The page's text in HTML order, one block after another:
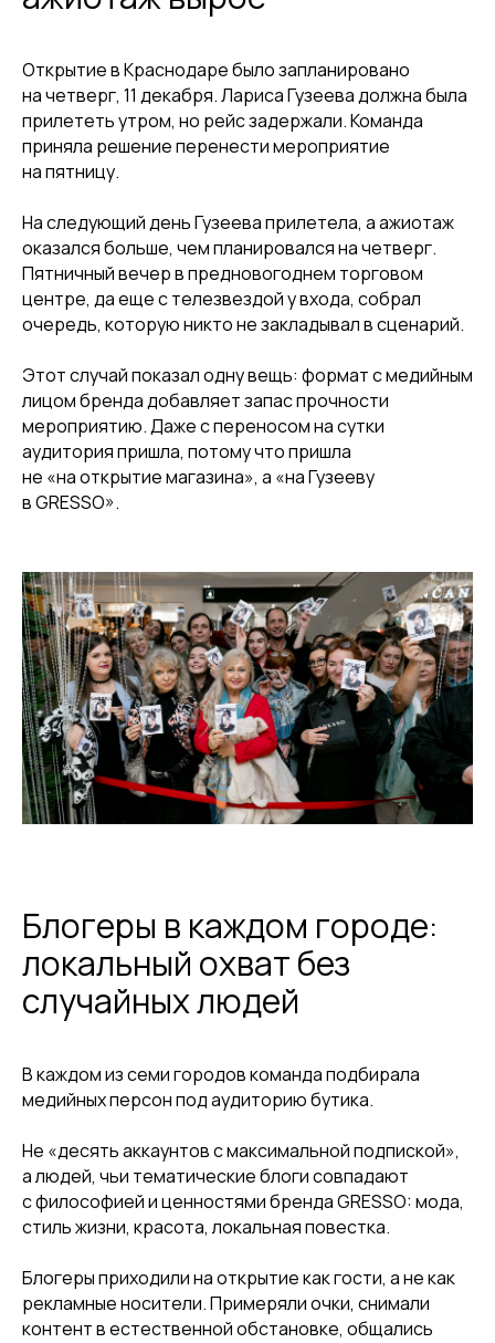
Открытие в Краснодаре было запланировано
на четверг, 11 декабря. Лариса Гузеева должна была
прилететь утром, но рейс задержали. Команда
приняла решение перенести мероприятие
на пятницу.
На следующий день Гузеева прилетела, а ажиотаж
оказался больше, чем планировался на четверг.
Пятничный вечер в предновогоднем торговом
центре, да еще с телезвездой у входа, собрал
очередь, которую никто не закладывал в сценарий.
Этот случай показал одну вещь: формат с медийным
лицом бренда добавляет запас прочности
мероприятию. Даже с переносом на сутки
аудитория пришла, потому что пришла
не «на открытие магазина», а «на Гузееву
в GRESSO».
Блогеры в каждом городе:
локальный охват без
случайных людей
В каждом из семи городов команда подбирала
медийных персон под аудиторию бутика.
Не «десять аккаунтов с максимальной подпиской»,
а людей, чьи тематические блоги совпадают
с философией и ценностями бренда GRESSO: мода,
стиль жизни, красота, локальная повестка.
Блогеры приходили на открытие как гости, а не как
рекламные носители. Примеряли очки, снимали
контент в естественной обстановке, общались